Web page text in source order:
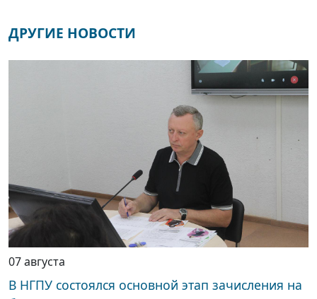
ДРУГИЕ НОВОСТИ
07 августа
В НГПУ состоялся основной этап зачисления на